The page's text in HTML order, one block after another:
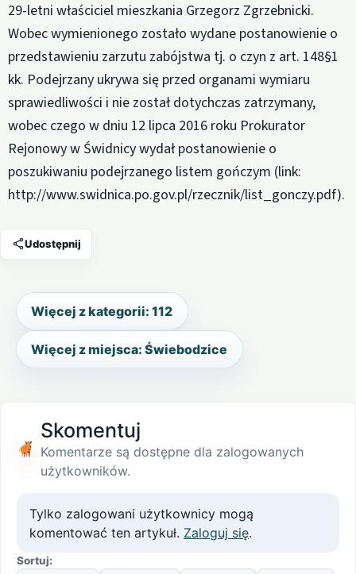
29-letni właściciel mieszkania Grzegorz Zgrzebnicki.
Wobec wymienionego zostało wydane postanowienie o
przedstawieniu zarzutu zabójstwa tj. o czyn z art. 148§1
kk. Podejrzany ukrywa się przed organami wymiaru
sprawiedliwości i nie został dotychczas zatrzymany,
wobec czego w dniu 12 lipca 2016 roku Prokurator
Rejonowy w Świdnicy wydał postanowienie o
poszukiwaniu podejrzanego listem gończym (link:
http://www.swidnica.po.gov.pl/rzecznik/list_gonczy.pdf).
Udostępnij
Więcej z kategorii: 112
Więcej z miejsca: Świebodzice
Skomentuj
Komentarze są dostępne dla zalogowanych
użytkowników.
Tylko zalogowani użytkownicy mogą
komentować ten artykuł. Zaloguj się.
Sortuj: